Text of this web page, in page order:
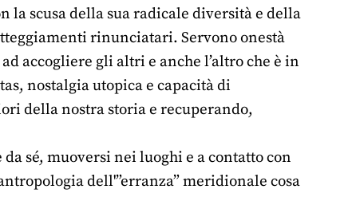
la scusa della sua radicale diversità e della
rinunciatari. Servono onestà
accogliere gli altri e anche l’altro che è in
nostalgia utopica e capacità di
della nostra storia e recuperando,
sé, muoversi nei luoghi e a contatto con
dell'”erranza” meridionale cosa